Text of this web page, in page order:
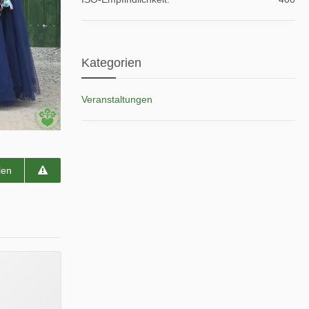
Kategorien
Veranstaltungen